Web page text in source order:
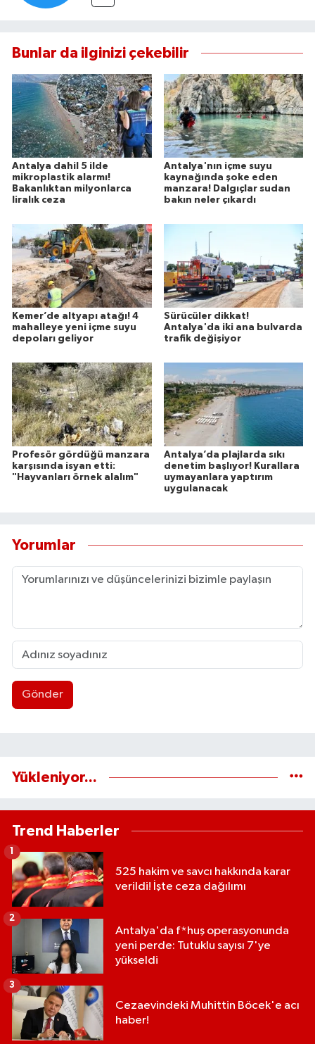
Bunlar da ilginizi çekebilir
Antalya dahil 5 ilde
mikroplastik alarmı!
Bakanlıktan milyonlarca
liralık ceza
Antalya'nın içme suyu
kaynağında şoke eden
manzara! Dalgıçlar sudan
bakın neler çıkardı
Kemer’de altyapı atağı! 4
mahalleye yeni içme suyu
depoları geliyor
Sürücüler dikkat!
Antalya'da iki ana bulvarda
trafik değişiyor
Profesör gördüğü manzara
karşısında isyan etti:
"Hayvanları örnek alalım"
Antalya’da plajlarda sıkı
denetim başlıyor! Kurallara
uymayanlara yaptırım
uygulanacak
Yorumlar
Gönder
Yükleniyor...
Trend Haberler
525 hakim ve savcı hakkında karar
verildi! İşte ceza dağılımı
1
Antalya'da f*huş operasyonunda
yeni perde: Tutuklu sayısı 7'ye
yükseldi
2
Cezaevindeki Muhittin Böcek'e acı
haber!
3